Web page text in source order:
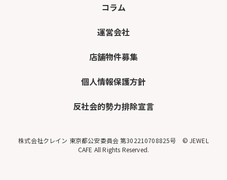
コラム
運営会社
店舗物件募集
個人情報保護方針
反社会的勢力排除宣言
株式会社クレイン 東京都公安委員会 第302210708825号 © JEWEL
CAFE All Rights Reserved.